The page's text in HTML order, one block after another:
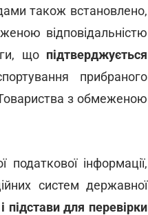
також встановлено,
відповідальністю
що підтверджується
прибраного
з обмеженою
інформації,
систем державної
підстави для перевірки